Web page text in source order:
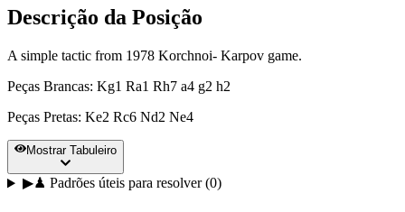
Descrição da Posição
A simple tactic from 1978 Korchnoi- Karpov game.
Peças Brancas: Kg1 Ra1 Rh7 a4 g2 h2
Peças Pretas: Ke2 Rc6 Nd2 Ne4
Mostrar Tabuleiro
▶♟ Padrões úteis para resolver (0)